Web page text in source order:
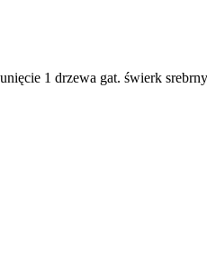
1 drzewa gat. świerk